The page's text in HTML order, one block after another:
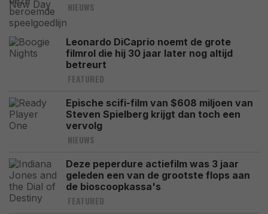
NIEUWS
Leonardo DiCaprio noemt de grote
filmrol die hij 30 jaar later nog altijd
betreurt
FEATURED
Epische scifi-film van $608 miljoen van
Steven Spielberg krijgt dan toch een
vervolg
NIEUWS
Deze peperdure actiefilm was 3 jaar
geleden een van de grootste flops aan
de bioscoopkassa's
FEATURED